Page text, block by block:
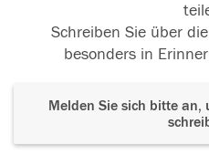
Schreiben Sie über
besonders in
Melden Sie sich bitte an,